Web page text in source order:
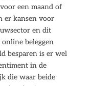
een maand of
er kansen voor
en dit
beleggen
besparen is er wel
in de
die waar beide